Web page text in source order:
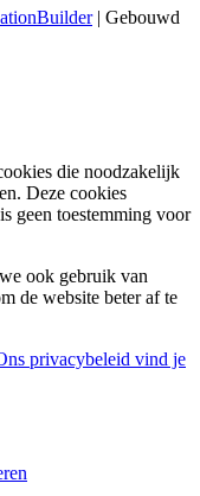
| Gebouwd
die noodzakelijk
Deze cookies
geen toestemming voor
ook gebruik van
de website beter af te
privacybeleid vind je